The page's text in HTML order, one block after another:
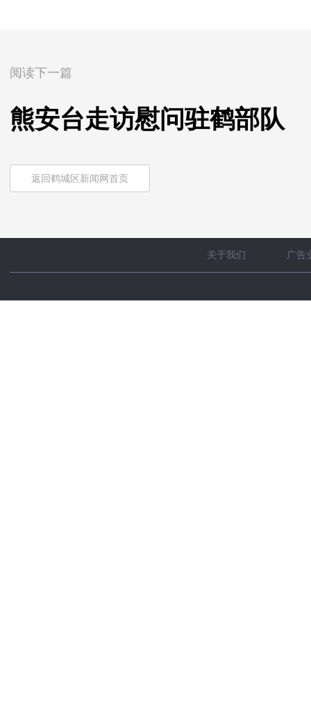
阅读下一篇
熊安台走访慰问驻鹤部队
返回鹤城区新闻网首页
关于我们 广告